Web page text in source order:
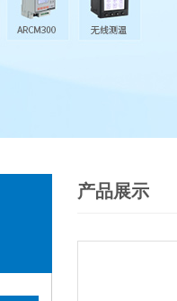
产品展示